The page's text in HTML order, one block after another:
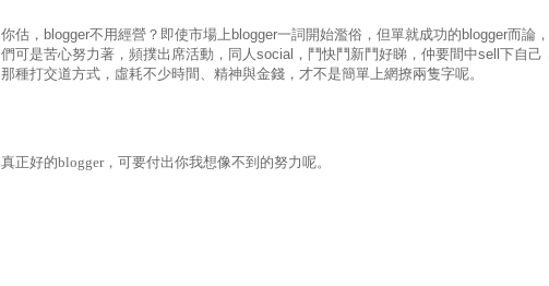
你估， blogger不用經營？即使市場上 blogger一詞開始濫俗，但單就成功的 blogger而論
們可是苦心努力著，頻撲出席活動，同人social ，鬥快鬥新鬥好睇，仲要間中sell 下自己
那種打交道方式，虛耗不少時間、精神與金錢，才不是簡單上網撩兩隻字呢。
真正好的blogger，可要付出你我想像不到的努力呢。